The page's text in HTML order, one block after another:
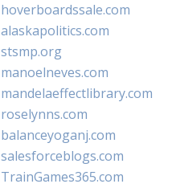
hoverboardssale.com
alaskapolitics.com
stsmp.org
manoelneves.com
mandelaeffectlibrary.com
roselynns.com
balanceyoganj.com
salesforceblogs.com
TrainGames365.com